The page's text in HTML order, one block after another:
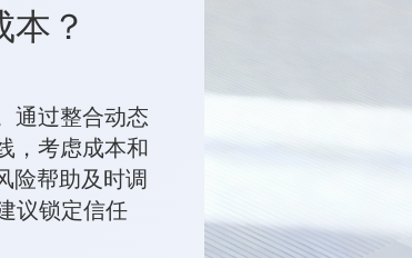
？
通过整合动态
，考虑成本和
险帮助及时调
议锁定信任